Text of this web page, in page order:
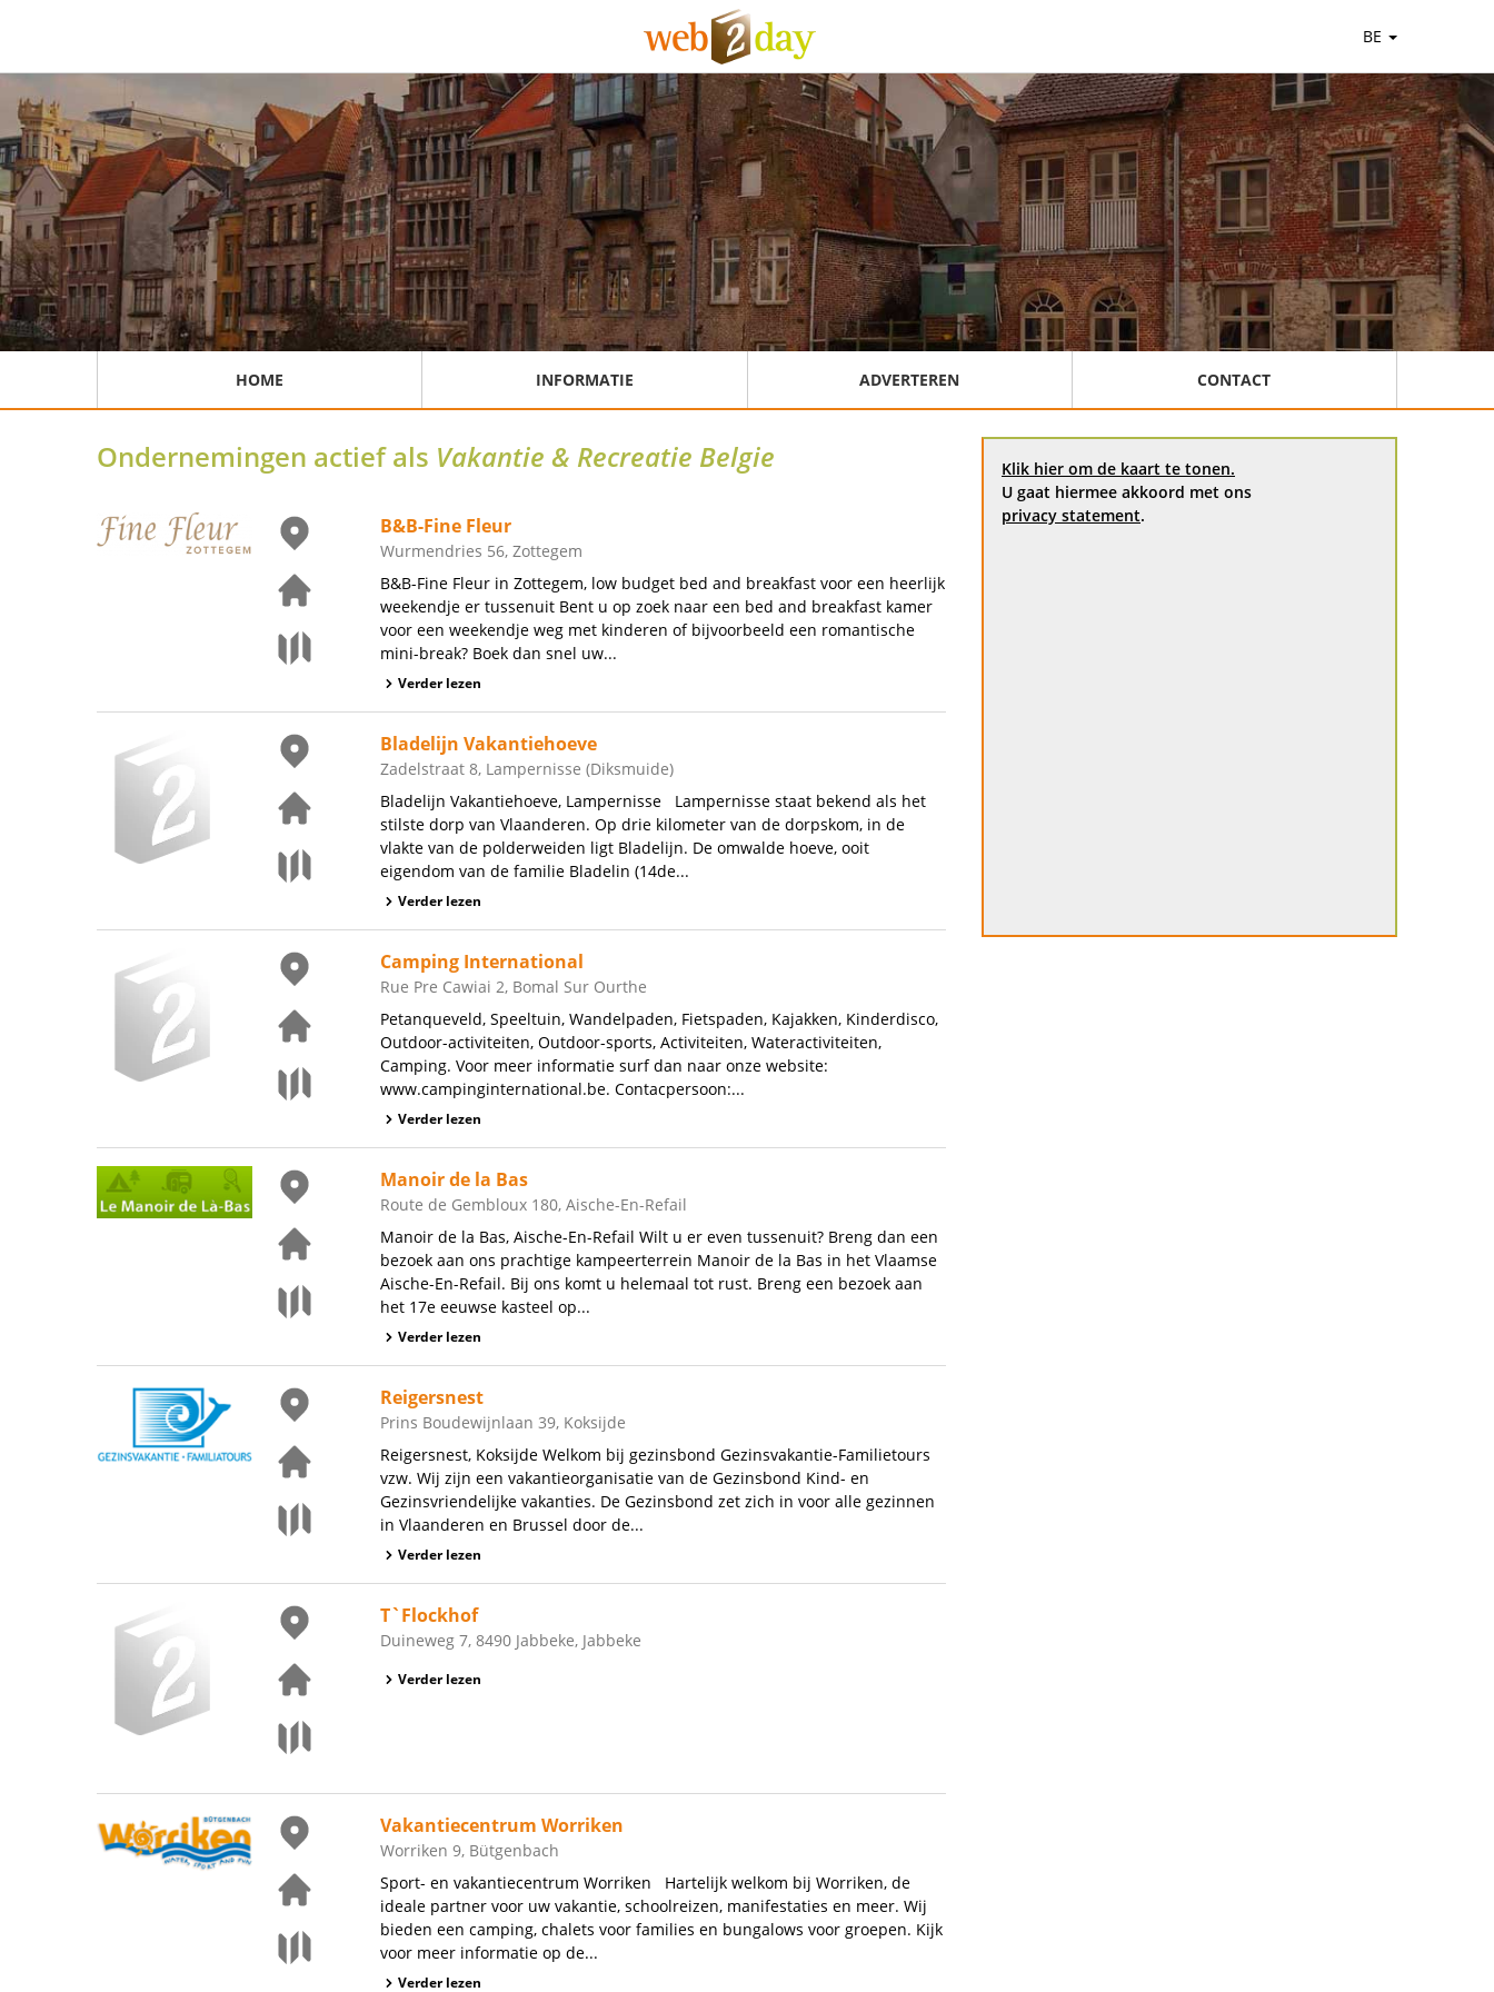
BE
HOME INFORMATIE ADVERTEREN CONTACT
Ondernemingen actief als Vakantie & Recreatie Belgie
B&B-Fine Fleur
Wurmendries 56, Zottegem
B&B-Fine Fleur in Zottegem, low budget bed and breakfast voor een heerlijk
weekendje er tussenuit Bent u op zoek naar een bed and breakfast kamer
voor een weekendje weg met kinderen of bijvoorbeeld een romantische
mini-break? Boek dan snel uw...
Verder lezen
Bladelijn Vakantiehoeve
Zadelstraat 8, Lampernisse (Diksmuide)
Bladelijn Vakantiehoeve, Lampernisse Lampernisse staat bekend als het
stilste dorp van Vlaanderen. Op drie kilometer van de dorpskom, in de
vlakte van de polderweiden ligt Bladelijn. De omwalde hoeve, ooit
eigendom van de familie Bladelin (14de...
Verder lezen
Camping International
Rue Pre Cawiai 2, Bomal Sur Ourthe
Petanqueveld, Speeltuin, Wandelpaden, Fietspaden, Kajakken, Kinderdisco,
Outdoor-activiteiten, Outdoor-sports, Activiteiten, Wateractiviteiten,
Camping. Voor meer informatie surf dan naar onze website:
www.campinginternational.be. Contacpersoon:...
Verder lezen
Manoir de la Bas
Route de Gembloux 180, Aische-En-Refail
Manoir de la Bas, Aische-En-Refail Wilt u er even tussenuit? Breng dan een
bezoek aan ons prachtige kampeerterrein Manoir de la Bas in het Vlaamse
Aische-En-Refail. Bij ons komt u helemaal tot rust. Breng een bezoek aan
het 17e eeuwse kasteel op...
Verder lezen
Reigersnest
Prins Boudewijnlaan 39, Koksijde
Reigersnest, Koksijde Welkom bij gezinsbond Gezinsvakantie-Familietours
vzw. Wij zijn een vakantieorganisatie van de Gezinsbond Kind- en
Gezinsvriendelijke vakanties. De Gezinsbond zet zich in voor alle gezinnen
in Vlaanderen en Brussel door de...
Verder lezen
T`Flockhof
Duineweg 7, 8490 Jabbeke, Jabbeke
Verder lezen
Vakantiecentrum Worriken
Worriken 9, Bütgenbach
Sport- en vakantiecentrum Worriken Hartelijk welkom bij Worriken, de
ideale partner voor uw vakantie, schoolreizen, manifestaties en meer. Wij
bieden een camping, chalets voor families en bungalows voor groepen. Kijk
voor meer informatie op de...
Verder lezen
Klik hier om de kaart te tonen.
U gaat hiermee akkoord met ons
privacy statement.